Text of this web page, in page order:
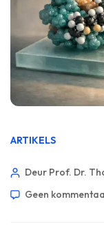
ARTIKELS
Deur Prof. Dr.
Geen